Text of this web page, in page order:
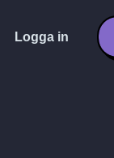
Logga in